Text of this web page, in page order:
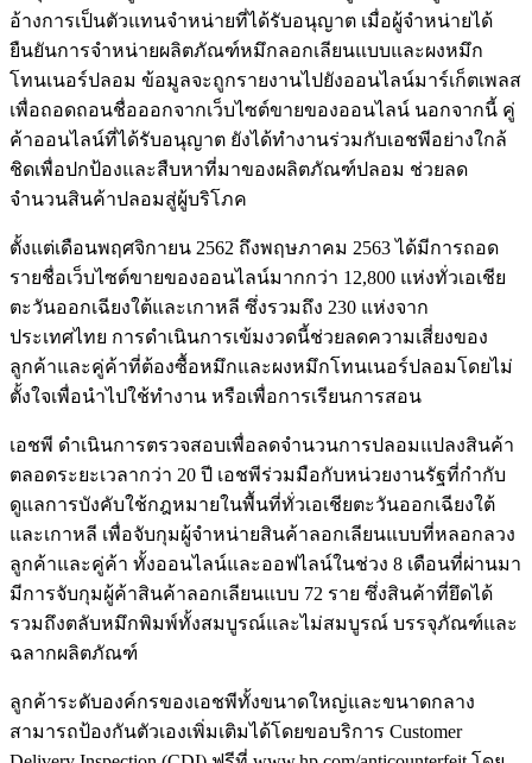
อ้างการเป็นตัวแทนจำหน่ายที่ได้รับอนุญาต เมื่อผู้จำหน่ายได้
ยืนยันการจำหน่ายผลิตภัณฑ์หมึกลอกเลียนแบบและผงหมึก
โทนเนอร์ปลอม ข้อมูลจะถูกรายงานไปยังออนไลน์มาร์เก็ตเพลส
เพื่อถอดถอนชื่อออกจากเว็บไซต์ขายของออนไลน์ นอกจากนี้ คู่
ค้าออนไลน์ที่ได้รับอนุญาต ยังได้ทำงานร่วมกับเอชพีอย่างใกล้
ชิดเพื่อปกป้องและสืบหาที่มาของผลิตภัณฑ์ปลอม ช่วยลด
จำนวนสินค้าปลอมสู่ผู้บริโภค
ตั้งแต่เดือนพฤศจิกายน 2562 ถึงพฤษภาคม 2563 ได้มีการถอด
รายชื่อเว็บไซต์ขายของออนไลน์มากกว่า 12,800 แห่งทั่วเอเชีย
ตะวันออกเฉียงใต้และเกาหลี ซึ่งรวมถึง 230 แห่งจาก
ประเทศไทย การดำเนินการเข้มงวดนี้ช่วยลดความเสี่ยงของ
ลูกค้าและคู่ค้าที่ต้องซื้อหมึกและผงหมึกโทนเนอร์ปลอมโดยไม่
ตั้งใจเพื่อนำไปใช้ทำงาน หรือเพื่อการเรียนการสอน
เอชพี ดำเนินการตรวจสอบเพื่อลดจำนวนการปลอมแปลงสินค้า
ตลอดระยะเวลากว่า 20 ปี เอชพีร่วมมือกับหน่วยงานรัฐที่กำกับ
ดูแลการบังคับใช้กฎหมายในพื้นที่ทั่วเอเชียตะวันออกเฉียงใต้
และเกาหลี เพื่อจับกุมผู้จำหน่ายสินค้าลอกเลียนแบบที่หลอกลวง
ลูกค้าและคู่ค้า ทั้งออนไลน์และออฟไลน์ในช่วง 8 เดือนที่ผ่านมา
มีการจับกุมผู้ค้าสินค้าลอกเลียนแบบ 72 ราย ซึ่งสินค้าที่ยึดได้
รวมถึงตลับหมึกพิมพ์ทั้งสมบูรณ์และไม่สมบูรณ์ บรรจุภัณฑ์และ
ฉลากผลิตภัณฑ์
ลูกค้าระดับองค์กรของเอชพีทั้งขนาดใหญ่และขนาดกลาง
สามารถป้องกันตัวเองเพิ่มเติมได้โดยขอบริการ Customer